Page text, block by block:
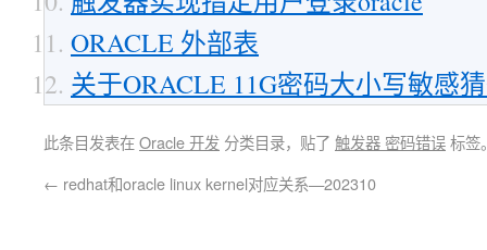
ORACLE 外部表
关于ORACLE 11G密码大小写敏感
此条目发表在Oracle 开发 分类目录，贴了 触发器 密码错误标签
← redhat和oracle linux kernel对应关系—202310